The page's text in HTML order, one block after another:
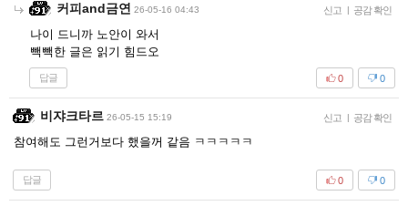
커피and금연 26-05-16 04:43 신고 | 공감 확인
나이 드니까 노안이 와서
빽빽한 글은 읽기 힘드오
답글 0
0
비쟈크타르 26-05-15 15:19 신고 | 공감 확인
참여해도 그런거보다 했을꺼 같음 ㅋㅋㅋㅋㅋ
답글 0
0